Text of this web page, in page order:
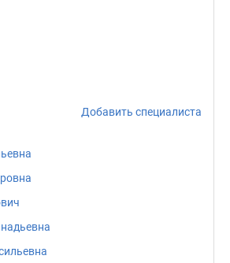
Добавить специалиста